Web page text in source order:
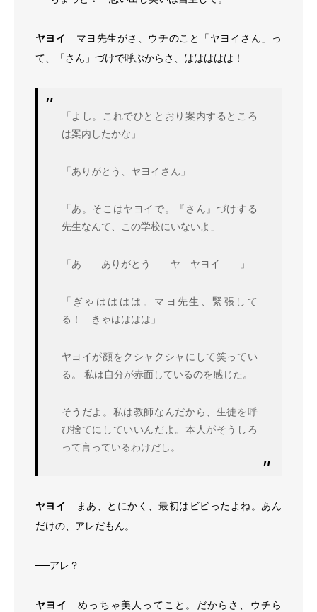
ヤヨイ
マヨ先生がさ、ウチのこと「ヤヨイさん」っ
て、「さん」づけで呼ぶからさ、ははははは！
「よし。これでひととおり案内するところ
は案内したかな」
「ありがとう、ヤヨイさん」
「あ。そこはヤヨイで。『さん』づけする
先生なんて、この学校にいないよ」
「あ……ありがとう……ヤ…ヤヨイ……」
「ぎゃはははは。マヨ先生、緊張して
る！ きゃはははは」
ヤヨイが顔をクシャクシャにして笑ってい
る。 私は自分が赤面しているのを感じた。
そうだよ。私は教師なんだから、生徒を呼
び捨てにしていいんだよ。本人がそうしろ
って言っているわけだし。
ヤヨイ
まあ、とにかく、最初はビビったよね。あん
だけの、アレだもん。
──アレ？
ヤヨイ
めっちゃ美人ってこと。だからさ、ウチら